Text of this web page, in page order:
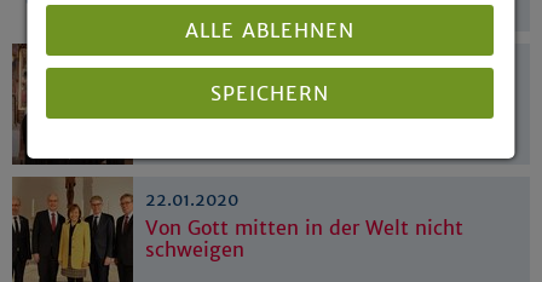
23.01.2020
Heidi Bunse-Großmann ist neue
Gehörlosenseelsorgerin in Hamm und
22.01.2020
Von Gott mitten in der Welt nicht
schweigen
ALLE ABLEHNEN
SPEICHERN
Impressum|Datenschutz